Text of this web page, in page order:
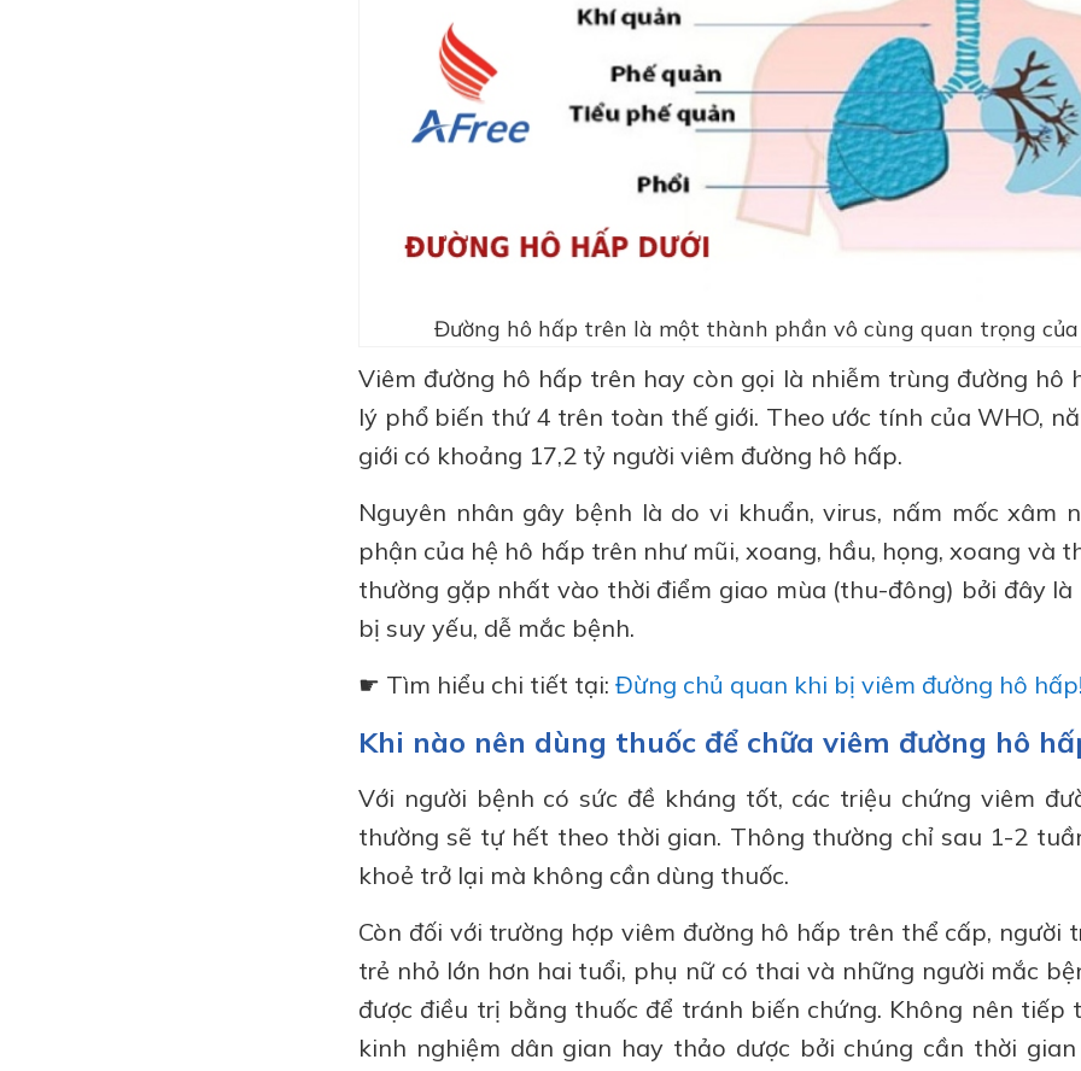
Đường hô hấp trên là một thành phần vô cùng quan trọng
Viêm đường hô hấp trên hay còn gọi là nhiễm trùng đường hô
lý phổ biến thứ 4 trên toàn thế giới. Theo ước tính của WHO,
giới có khoảng 17,2 tỷ người viêm đường hô hấp.
Nguyên nhân gây bệnh là do vi khuẩn, virus, nấm mốc xâm
phận của hệ hô hấp trên như mũi, xoang, hầu, họng, xoang và
thường gặp nhất vào thời điểm giao mùa (thu-đông) bởi đây là
bị suy yếu, dễ mắc bệnh.
☛ Tìm hiểu chi tiết tại: Đừng chủ quan khi bị viêm đường hô
Khi nào nên dùng thuốc để chữa viêm đường hô
Với người bệnh có sức đề kháng tốt, các triệu chứng viêm
thường sẽ tự hết theo thời gian. Thông thường chỉ sau 1-2
khoẻ trở lại mà không cần dùng thuốc.
Còn đối với trường hợp viêm đường hô hấp trên thể cấp, người
trẻ nhỏ lớn hơn hai tuổi, phụ nữ có thai và những người mắc
được điều trị bằng thuốc để tránh biến chứng. Không nên tiếp
kinh nghiệm dân gian hay thảo dược bởi chúng cần thời